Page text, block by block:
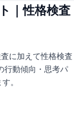
｜性格検査
に加えて性格検査
行動傾向・思考パ
。